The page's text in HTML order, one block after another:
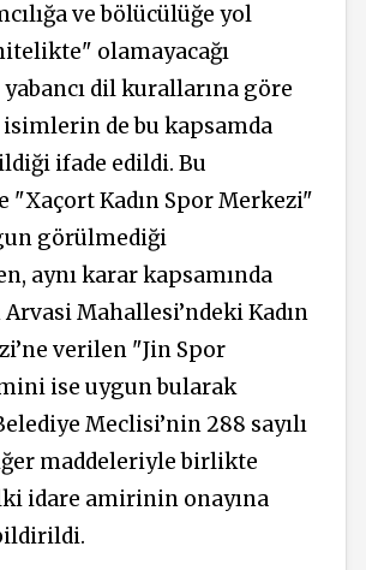
ve bölücülüğe yol
olamayacağı
dil kurallarına göre
de bu kapsamda
ifade edildi. Bu
"Xaçort Kadın Spor Merkezi"
görülmediği
aynı karar kapsamında
Mahallesi’ndeki Kadın
verilen "Jin Spor
ise uygun bularak
Meclisi’nin 288 sayılı
maddeleriyle birlikte
idare amirinin onayına